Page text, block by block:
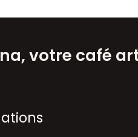
votre café